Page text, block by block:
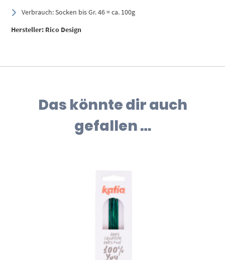
Verbrauch: Socken bis Gr. 46 = ca. 100g
Hersteller: Rico Design
Das könnte dir auch
gefallen …